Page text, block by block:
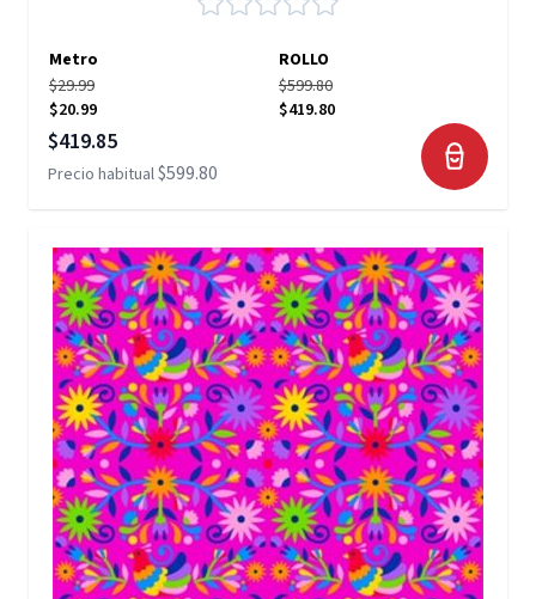
Metro
ROLLO
$29.99
$20.99
$599.80
$419.80
Precio especial
$419.85
Precio habitual$599.80